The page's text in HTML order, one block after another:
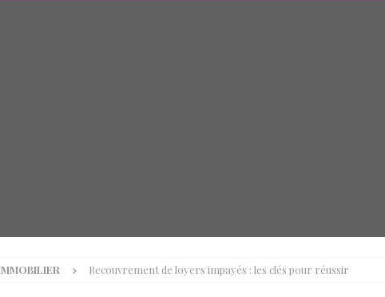
Recouvrement de loyers impayés : les clés pour réussir